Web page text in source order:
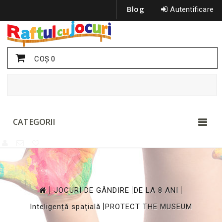
Autentificare
Blog
COŞ0
CATEGORII
>
JOCURI DE GÂNDIRE DE LA 8 ANI
Inteligență spațială PROTECT THE MUSEUM